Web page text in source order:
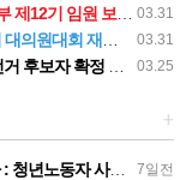
03.31
보궐선거결과 공고
03.31
대회 재소집 건
03.25
보자 확정 공고
+
7일전
과 재발방지 대책 마련하라